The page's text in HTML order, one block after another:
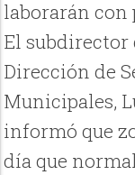
laborarán con
El subdirector
Dirección de
Municipales,
informó que
día que